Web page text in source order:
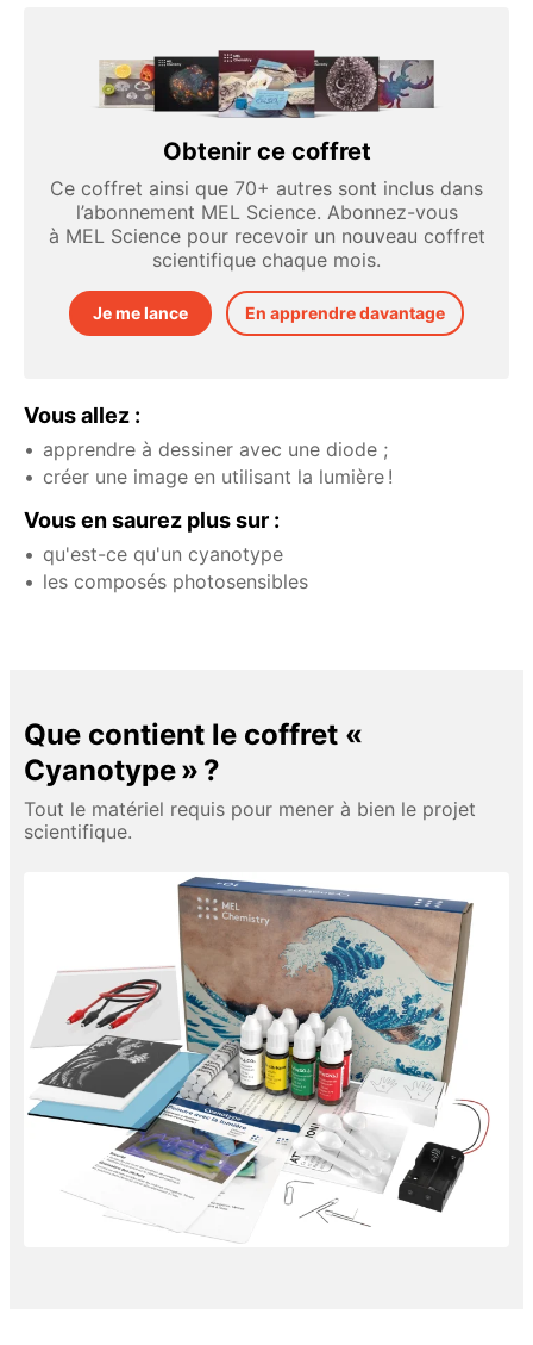
Obtenir ce coffret
Ce coffret ainsi que 70+ autres sont inclus dans
l’abonnement MEL Science. Abonnez-vous
à MEL Science pour recevoir un nouveau coffret
scientifique chaque mois.
Je me lance En apprendre davantage
Vous allez :
apprendre à dessiner avec une diode ;
créer une image en utilisant la lumière !
Vous en saurez plus sur :
qu'est-ce qu'un cyanotype
les composés photosensibles
Que contient le coffret «
Cyanotype » ?
Tout le matériel requis pour mener à bien le projet
scientifique.